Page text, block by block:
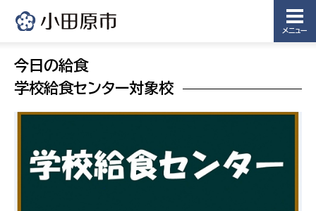
メニュー
今日の給食
学校給食センター対象校